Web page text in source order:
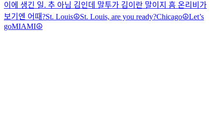
이에 생긴 일. 추 아님 김인데 말투가 김이란 말이지 흠 온리비가
보기엔 어때?St. Louis☮️St. Louis, are you ready?Chicago☮️Let’s
goMIAMI☮️